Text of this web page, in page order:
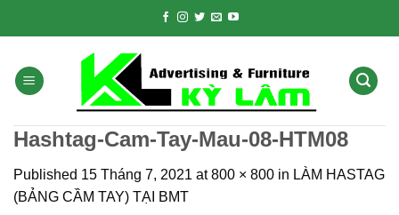
Hashtag-Cam-Tay-Mau-08-HTM08
Published 15 Tháng 7, 2021 at800 × 800 in LÀM HASTAG
(BẢNG CẦM TAY) TẠI BMT